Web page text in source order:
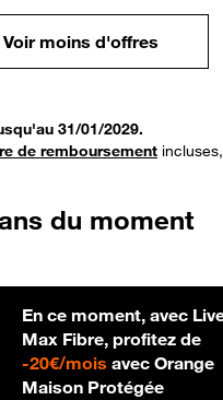
Voir moins d'offres
31/01/2029.
de remboursement
du moment
En ce moment, avec
Max Fibre, profitez de
-20€/mois20 € par mois
avec Orange
Maison Protégée